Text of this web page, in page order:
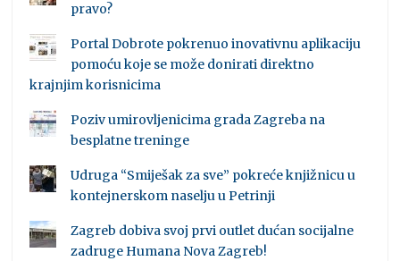
pravo?
Portal Dobrote pokrenuo inovativnu aplikaciju
pomoću koje se može donirati direktno
krajnjim korisnicima
Poziv umirovljenicima grada Zagreba na
besplatne treninge
Udruga “Smiješak za sve” pokreće knjižnicu u
kontejnerskom naselju u Petrinji
Zagreb dobiva svoj prvi outlet dućan socijalne
zadruge Humana Nova Zagreb!